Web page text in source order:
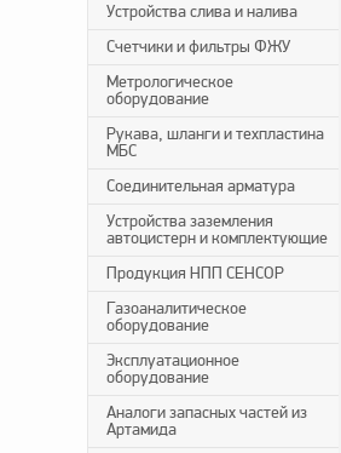
Устройства слива и налива
Счетчики и фильтры ФЖУ
Метрологическое
оборудование
Рукава, шланги и техпластина
МБС
Соединительная арматура
Устройства заземления
автоцистерн и комплектующие
Продукция НПП СЕНСОР
Газоаналитическое
оборудование
Эксплуатационное
оборудование
Аналоги запасных частей из
Артамида